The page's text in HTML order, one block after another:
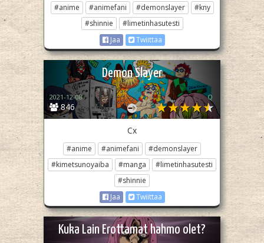
#anime #animefani #demonslayer
#kny
#shinnie
#limetinhasutesti
Jaa
Twiittaa
Demon Slayer
846
2021-12-08 Q
Cx
#anime #animefani
#demonslayer
#kimetsunoyaiba
#manga
#limetinhasutesti
#shinnie
Jaa
Twiittaa
Kuka Lain Erottamat hahmo olet?